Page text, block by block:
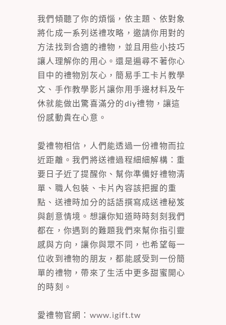
我們傾聽了你的煩惱，依主題、依對象
將化成一系列送禮攻略，邀請你用對的
方法找到合適的禮物，並且用些小技巧
讓人理解你的用心。還是遍尋不著你心
目中的禮物別灰心，簡易手工卡片教學
文、手作教學影片讓你用手邊材料及午
休就能做出驚喜滿分的diy禮物，讓這
份感動貴在心意。
愛禮物相信，人們能透過一份禮物而拉
近距離。我們將送禮過程細細解構：重
要日子近了提醒你、幫你準備好禮物清
單、職人包裝、卡片內容該把握的重
點、送禮時加分的話語撰寫成送禮秘笈
與創意情境。想讓你知道時時刻刻我們
都在，你遇到的難題我們來幫你指引靈
感與方向，讓你與眾不同，也希望每一
位收到禮物的朋友，都能感受到一份簡
單的禮物，帶來了生活中更多甜蜜開心
的時刻。
愛禮物官網： www.igift.tw